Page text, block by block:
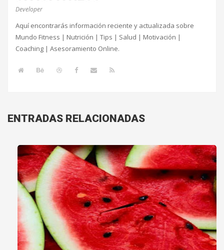
Developer
Aquí encontrarás información reciente y actualizada sobre
Mundo Fitness | Nutrición | Tips | Salud | Motivación |
Coaching | Asesoramiento Online.
ENTRADAS RELACIONADAS